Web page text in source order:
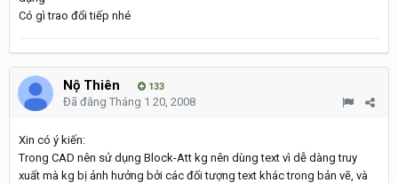
Có gì trao đổi tiếp nhé
Nộ Thiên 133
Đã đăng Tháng 1 20, 2008
Xin có ý kiến:
Trong CAD nên sử dụng Block-Att kg nên dùng text vì dễ dàng truy
xuất mà kg bị ảnh hưởng bởi các đối tượng text khác trong bản vẽ, và